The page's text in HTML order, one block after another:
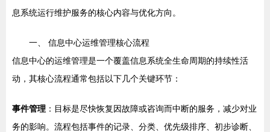
息系统运行维护服务的核心内容与优化方向。
一、 信息中心运维管理核心流程
信息中心的运维管理是一个覆盖信息系统全生命周期的持续性活
动，其核心流程通常包括以下几个关键环节：
事件管理 ：目标是尽快恢复因故障或咨询而中断的服务，减少对业
务的影响。流程包括事件的记录、分类、优先级排序、初步诊断、